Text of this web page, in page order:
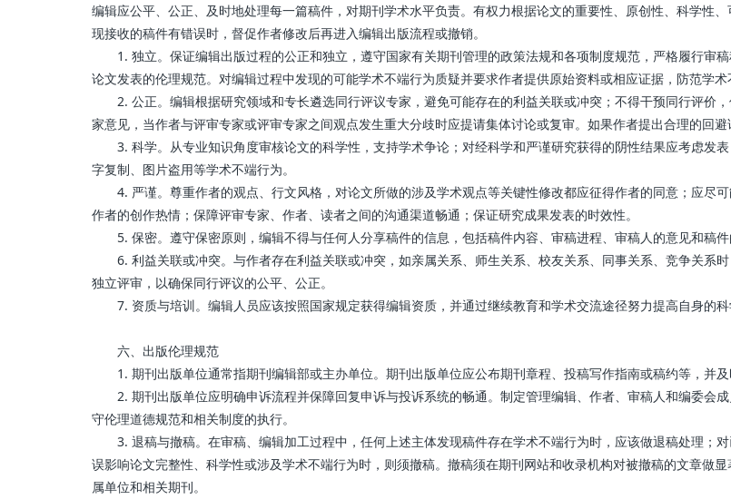
编辑应公平、公正、及时地处理每一篇稿件，对期刊学术水平负责。有权力根据论文的重要性、原创性、科学性
现接收的稿件有错误时，督促作者修改后再进入编辑出版流程或撤销。
1. 独立。保证编辑出版过程的公正和独立，遵守国家有关期刊管理的政策法规和各项制度规范，严格履行审
论文发表的伦理规范。对编辑过程中发现的可能学术不端行为质疑并要求作者提供原始资料或相应证据，防范学术
2. 公正。编辑根据研究领域和专长遴选同行评议专家，避免可能存在的利益关联或冲突；不得干预同行评价
家意见，当作者与评审专家或评审专家之间观点发生重大分歧时应提请集体讨论或复审。如果作者提出合理的回避
3. 科学。从专业知识角度审核论文的科学性，支持学术争论；对经科学和严谨研究获得的阴性结果应考虑发
字复制、图片盗用等学术不端行为。
4. 严谨。尊重作者的观点、行文风格，对论文所做的涉及学术观点等关键性修改都应征得作者的同意；应尽
作者的创作热情；保障评审专家、作者、读者之间的沟通渠道畅通；保证研究成果发表的时效性。
5. 保密。遵守保密原则，编辑不得与任何人分享稿件的信息，包括稿件内容、审稿进程、审稿人的意见和稿件
6. 利益关联或冲突。与作者存在利益关联或冲突，如亲属关系、师生关系、校友关系、同事关系、竞争关系
独立评审，以确保同行评议的公平、公正。
7. 资质与培训。编辑人员应该按照国家规定获得编辑资质，并通过继续教育和学术交流途径努力提高自身的科
六、出版伦理规范
1. 期刊出版单位通常指期刊编辑部或主办单位。期刊出版单位应公布期刊章程、投稿写作指南或稿约等，并及
2. 期刊出版单位应明确申诉流程并保障回复申诉与投诉系统的畅通。制定管理编辑、作者、审稿人和编委会
守伦理道德规范和相关制度的执行。
3. 退稿与撤稿。在审稿、编辑加工过程中，任何上述主体发现稿件存在学术不端行为时，应该做退稿处理；
误影响论文完整性、科学性或涉及学术不端行为时，则须撤稿。撤稿须在期刊网站和收录机构对被撤稿的文章做
属单位和相关期刊。